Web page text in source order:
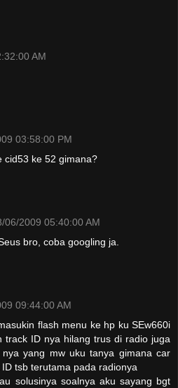
AM
03:58:00 PM
cid53 ke 52 gimana?
06/2009 05:40:00 AM
bro, coba googling ja.
09:44:00 AM
flash menu ke hp ku SEw660i
track ID nya hilang trus di radio juga
yang mw uku tanya gimana car
tsb terutama pada radionya
solusinya soalnya aku sayang bgt